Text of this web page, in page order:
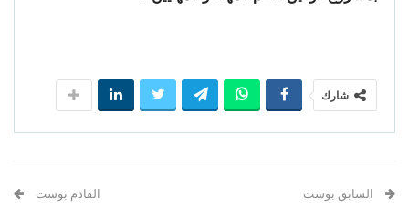
شارك
السابق بوست
القادم بوست